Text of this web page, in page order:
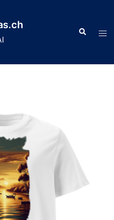
Search